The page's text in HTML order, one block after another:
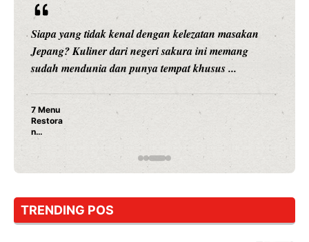
Siapa yang tidak kenal dengan kelezatan masakan
Jepang? Kuliner dari negeri sakura ini memang
sudah mendunia dan punya tempat khusus ...
7 Menu
Restora
n
Jepang
yang
Dicoba,
Cuma
Sushi!
TRENDING POS